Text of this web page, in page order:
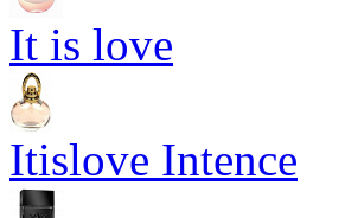
It is love
Itislove Intence